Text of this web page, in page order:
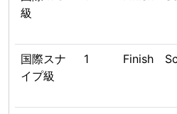
級
国際スナ
イプ級
1 Finish